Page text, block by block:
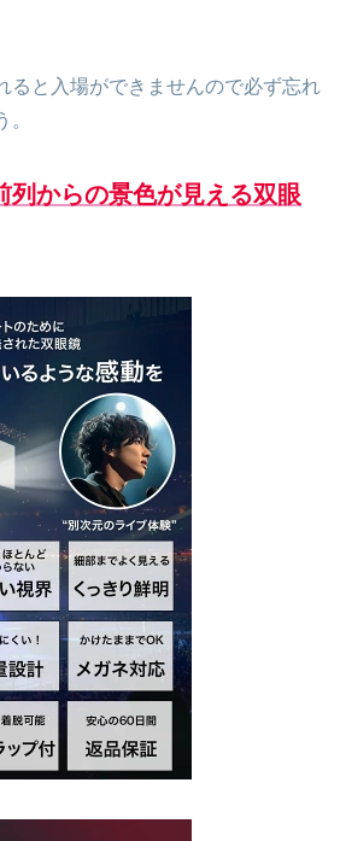
と入場ができませんので必ず忘れ
からの景色が見える双眼